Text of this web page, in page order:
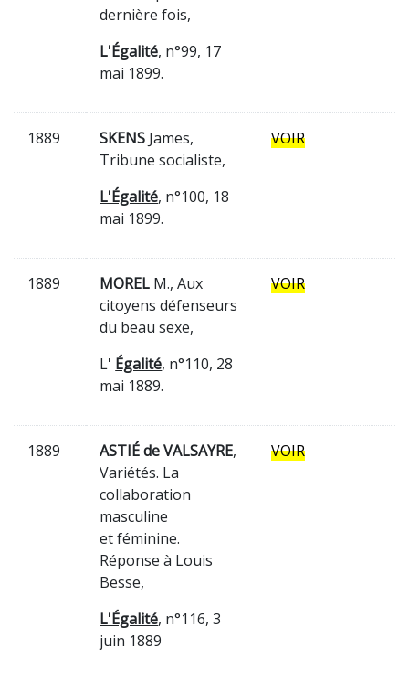
dernière fois,
L'Égalité, n°99, 17
mai 1899.
1889 SKENS James,
Tribune socialiste,
L'Égalité, n°100, 18
mai 1899.
VOIR
1889 MOREL M., Aux
citoyens défenseurs
du beau sexe,
L' Égalité, n°110, 28
mai 1889.
VOIR
1889 ASTIÉ de VALSAYRE,
Variétés. La
collaboration
masculine
et féminine.
Réponse à Louis
Besse,
L'Égalité, n°116, 3
juin 1889
VOIR